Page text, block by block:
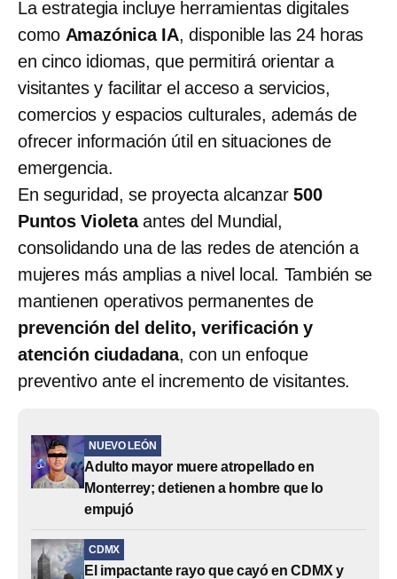
La estrategia incluye herramientas digitales
como Amazónica IA, disponible las 24 horas
en cinco idiomas, que permitirá orientar a
visitantes y facilitar el acceso a servicios,
comercios y espacios culturales, además de
ofrecer información útil en situaciones de
emergencia.
En seguridad, se proyecta alcanzar 500
Puntos Violetaantes del Mundial,
consolidando una de las redes de atención a
mujeres más amplias a nivel local. También se
mantienen operativos permanentes de
prevención del delito, verificación y
atención ciudadana, con un enfoque
preventivo ante el incremento de visitantes.
NUEVO LEÓN
Adulto mayor muere atropellado en
Monterrey; detienen a hombre que lo
empujó
CDMX
El impactante rayo que cayó en CDMX y